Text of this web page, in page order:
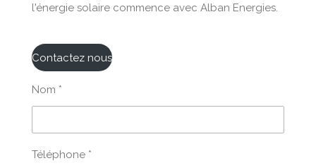
l'énergie solaire commence avec Alban Energies.
Contactez nous
Nom *
Téléphone *